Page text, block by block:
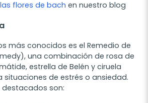
flores de bach en nuestro blog
más conocidos es el Remedio de
, una combinación de rosa de
estrella de Belén y ciruela
situaciones de estrés o ansiedad.
son: